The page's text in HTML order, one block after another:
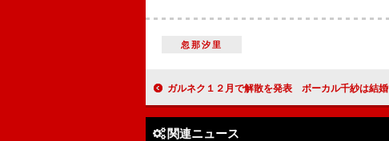
忽那汐里
ガルネク１２月で解散を発表 ボーカル千紗は結婚、芸能界引退へ
関連ニュース